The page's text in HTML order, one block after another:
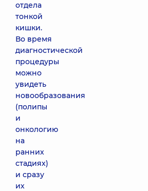
отдела
тонкой
кишки.
Во время
диагностической
процедуры
можно
увидеть
новообразования
(полипы
и
онкологию
на
ранних
стадиях)
и сразу
их